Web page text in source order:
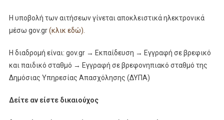
Η υποβολή των αιτήσεων γίνεται αποκλειστικά ηλεκτρονικά
μέσω gov.gr(κλικ εδώ).
Η διαδρομή είναι: gov.gr → Εκπαίδευση → Εγγραφή σε βρεφικό
και παιδικό σταθμό → Εγγραφή σε βρεφονηπιακό σταθμό της
Δημόσιας Υπηρεσίας Απασχόλησης (ΔΥΠΑ)
Δείτε αν είστε δικαιούχος